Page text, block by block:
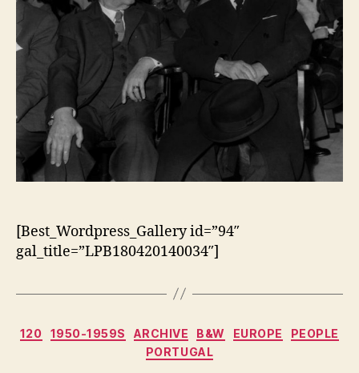
[Best_Wordpress_Gallery id=”94″
gal_title=”LPB180420140034″]
Categorias
120 1950-1959S ARCHIVE B&W EUROPE
PEOPLE
PORTUGAL